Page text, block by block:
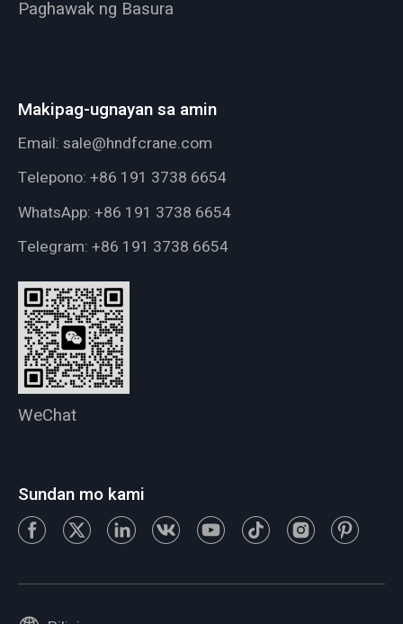
Paghawak ng Basura
Makipag-ugnayan sa amin
Email: sale@hndfcrane.com
Telepono: +86 191 3738 6654
WhatsApp: +86 191 3738 6654
Telegram: +86 191 3738 6654
WeChat
Sundan mo kami